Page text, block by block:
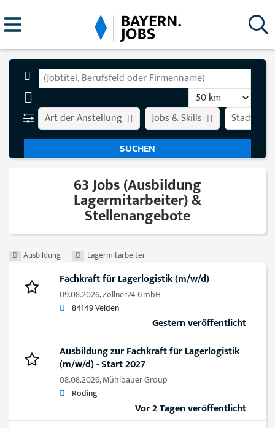
Stadt
Art der Anstellung Jobs & Skills
63 Jobs (Ausbildung
Lagermitarbeiter) &
Stellenangebote
Ausbildung Lagermitarbeiter
Fachkraft für Lagerlogistik (m/w/d)
09.08.2026,Zollner24 GmbH
84149 Velden
Gestern veröffentlicht
Ausbildung zur Fachkraft für Lagerlogistik
(m/w/d) - Start 2027
08.08.2026,Mühlbauer Group
Roding
Vor 2 Tagen veröffentlicht